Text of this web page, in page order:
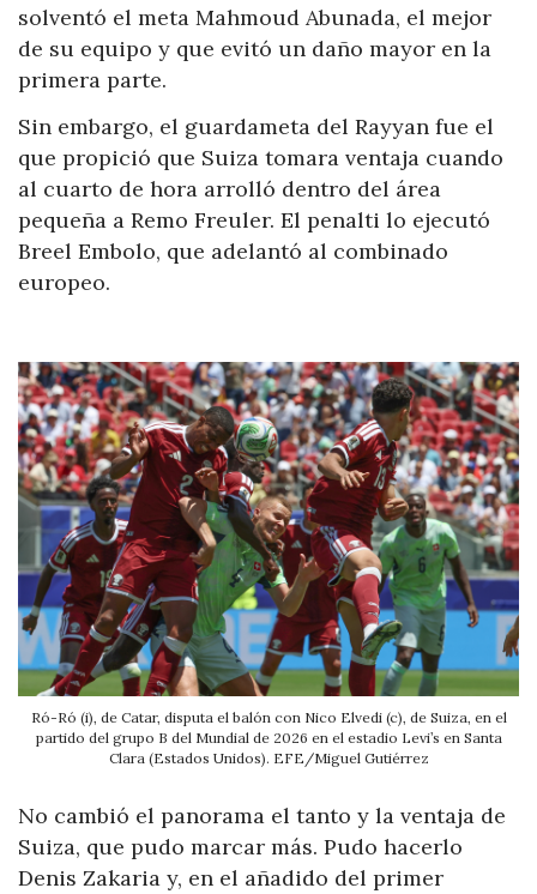
solventó el meta Mahmoud Abunada, el mejor
de su equipo y que evitó un daño mayor en la
primera parte.
Sin embargo, el guardameta del Rayyan fue el
que propició que Suiza tomara ventaja cuando
al cuarto de hora arrolló dentro del área
pequeña a Remo Freuler. El penalti lo ejecutó
Breel Embolo, que adelantó al combinado
europeo.
Ró-Ró (i), de Catar, disputa el balón con Nico Elvedi (c), de Suiza, en el
partido del grupo B del Mundial de 2026 en el estadio Levi’s en Santa
Clara (Estados Unidos). EFE/Miguel Gutiérrez
No cambió el panorama el tanto y la ventaja de
Suiza, que pudo marcar más. Pudo hacerlo
Denis Zakaria y, en el añadido del primer